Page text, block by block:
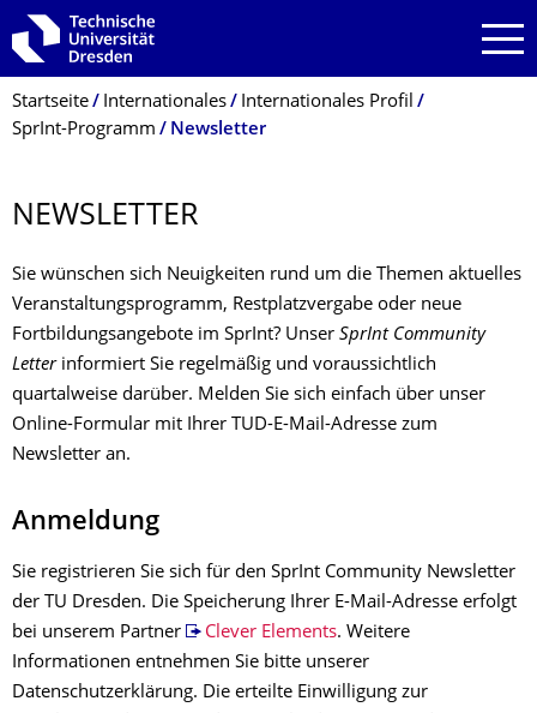
Zur Hauptnavigation springen
Zur Suche springen
Zum Inhalt springen
Breadcrumb-Menü
Startseite Internationales
Internationales Profil
SprInt-Programm
Newsletter
NEWSLETTER
Sie wünschen sich Neuigkeiten rund um die Themen aktuelles
Veranstaltungsprogramm, Restplatzvergabe oder neue
Fortbildungsangebote im SprInt? Unser SprInt Community
Letterinformiert Sie regelmäßig und voraussichtlich
quartalweise darüber. Melden Sie sich einfach über unser
Online-Formular mit Ihrer TUD-E-Mail-Adresse zum
Newsletter an.
Anmeldung
Sie registrieren Sie sich für den SprInt Community Newsletter
der TU Dresden. Die Speicherung Ihrer E-Mail-Adresse erfolgt
bei unserem Partner
Clever Elements. Weitere
Informationen entnehmen Sie bitte unserer
Datenschutzerklärung. Die erteilte Einwilligung zur